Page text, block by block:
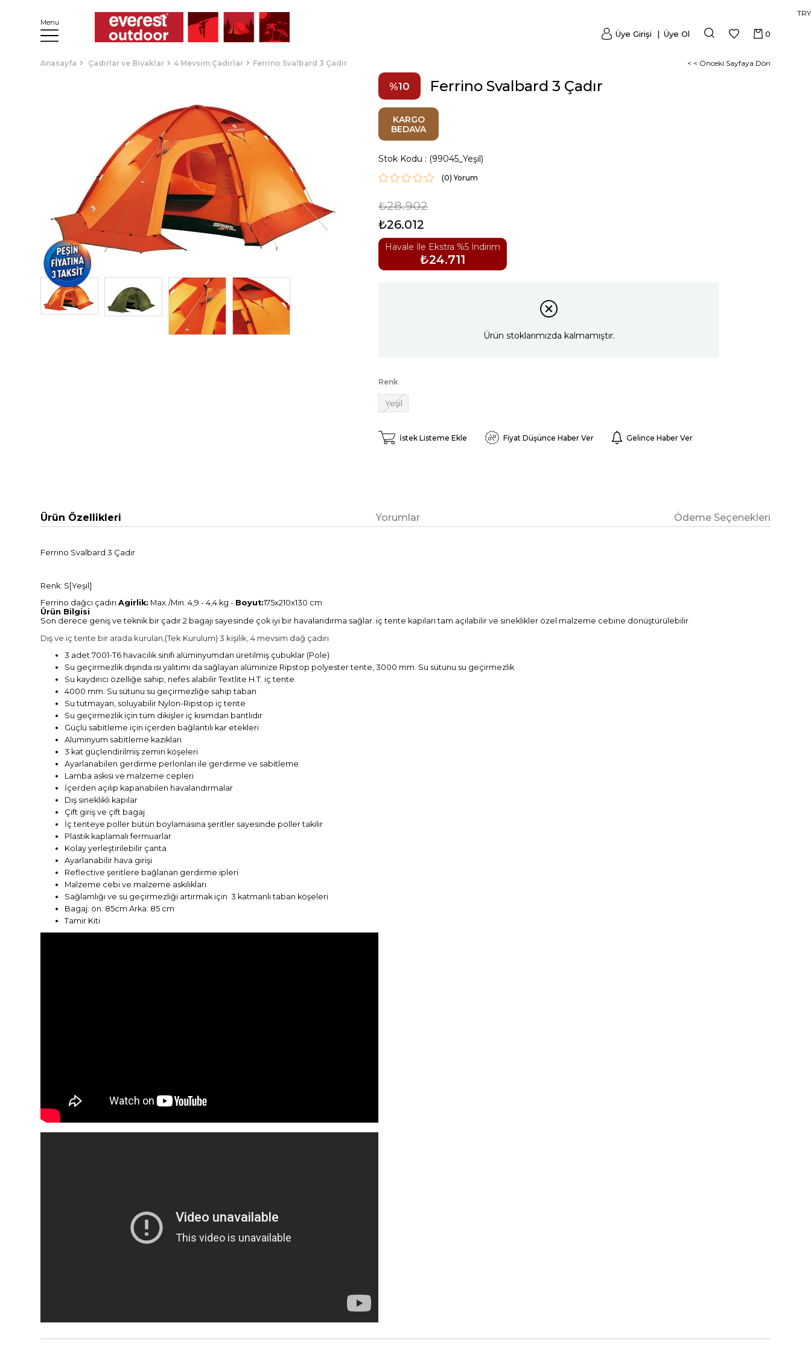
Menu
TRY
0
Üye Girişi Üye Ol
Anasayfa Çadırlar ve Bivaklar 4 Mevsim Çadırlar Ferrino Svalbard 3 Çadır < < Önceki Sayfaya Dön
10 Ferrino Svalbard 3 Çadır
KARGO
BEDAVA
Stok Kodu (99045_Yeşil)
(0)
₺28.902
₺26.012
Havale İle Ekstra %5 İndirim
₺24.711
Ürün stoklarımızda kalmamıştır.
Renk
Yeşil
İstek Listeme Ekle Fiyat Düşünce Haber Ver Gelince Haber Ver
Ürün Özellikleri Yorumlar Ödeme Seçenekleri
Ferrino Svalbard 3 Çadır
Renk: S[Yeşil]
Ferrino dağcı çadırıAgirlik: Max./Min. 4,9 - 4,4 kg - Boyut:175x210x130 cm
Ürün Bilgisi
Son derece geniş ve teknik bir çadır.2 bagajı sayesinde çok iyi bir havalandırma sağlar. iç tente kapıları tam açılabilir ve sineklikler özel malzeme cebine dönüştürülebilir
Dış ve iç tente bir arada kurulan,(Tek Kurulum) 3 kişilik, 4 mevsim dağ çadırı
3 adet 7001-T6 havacılık sınıfı alüminyumdan üretilmiş çubuklar (Pole)
Su geçirmezlik dışında ısı yalıtımı da sağlayan alüminize Ripstop polyester tente, 3000 mm. Su sütunu su geçirmezlik
Su kaydırıcı özelliğe sahip, nefes alabilir Textlite H.T. iç tente
4000 mm. Su sütunu su geçirmezliğe sahip taban
Su tutmayan, soluyabilir Nylon-Ripstop iç tente
Su geçirmezlik için tüm dikişler iç kısımdan bantlıdır
Güçlü sabitleme için içerden bağlantılı kar etekleri
Aluminyum sabitleme kazıkları
3 kat güçlendirilmiş zemin köşeleri
Ayarlanabilen gerdirme perlonları ile gerdirme ve sabitleme
Lamba askısı ve malzeme cepleri
İçerden açılıp kapanabilen havalandırmalar
Dış sineklikli kapılar
Çift giriş ve çift bagaj
İç tenteye poller bütün boylamasına şeritler sayesinde poller takılır
Plastik kaplamalı fermuarlar
Kolay yerleştirilebilir çanta
Ayarlanabilir hava girişi
Reflective şeritlere bağlanan gerdirme ipleri
Malzeme cebi ve malzeme askılıkları
Sağlamlığı ve su geçirmezliği artırmak için 3 katmanlı taban köşeleri
Bagaj: ön: 85cm Arka: 85 cm
Tamir Kiti